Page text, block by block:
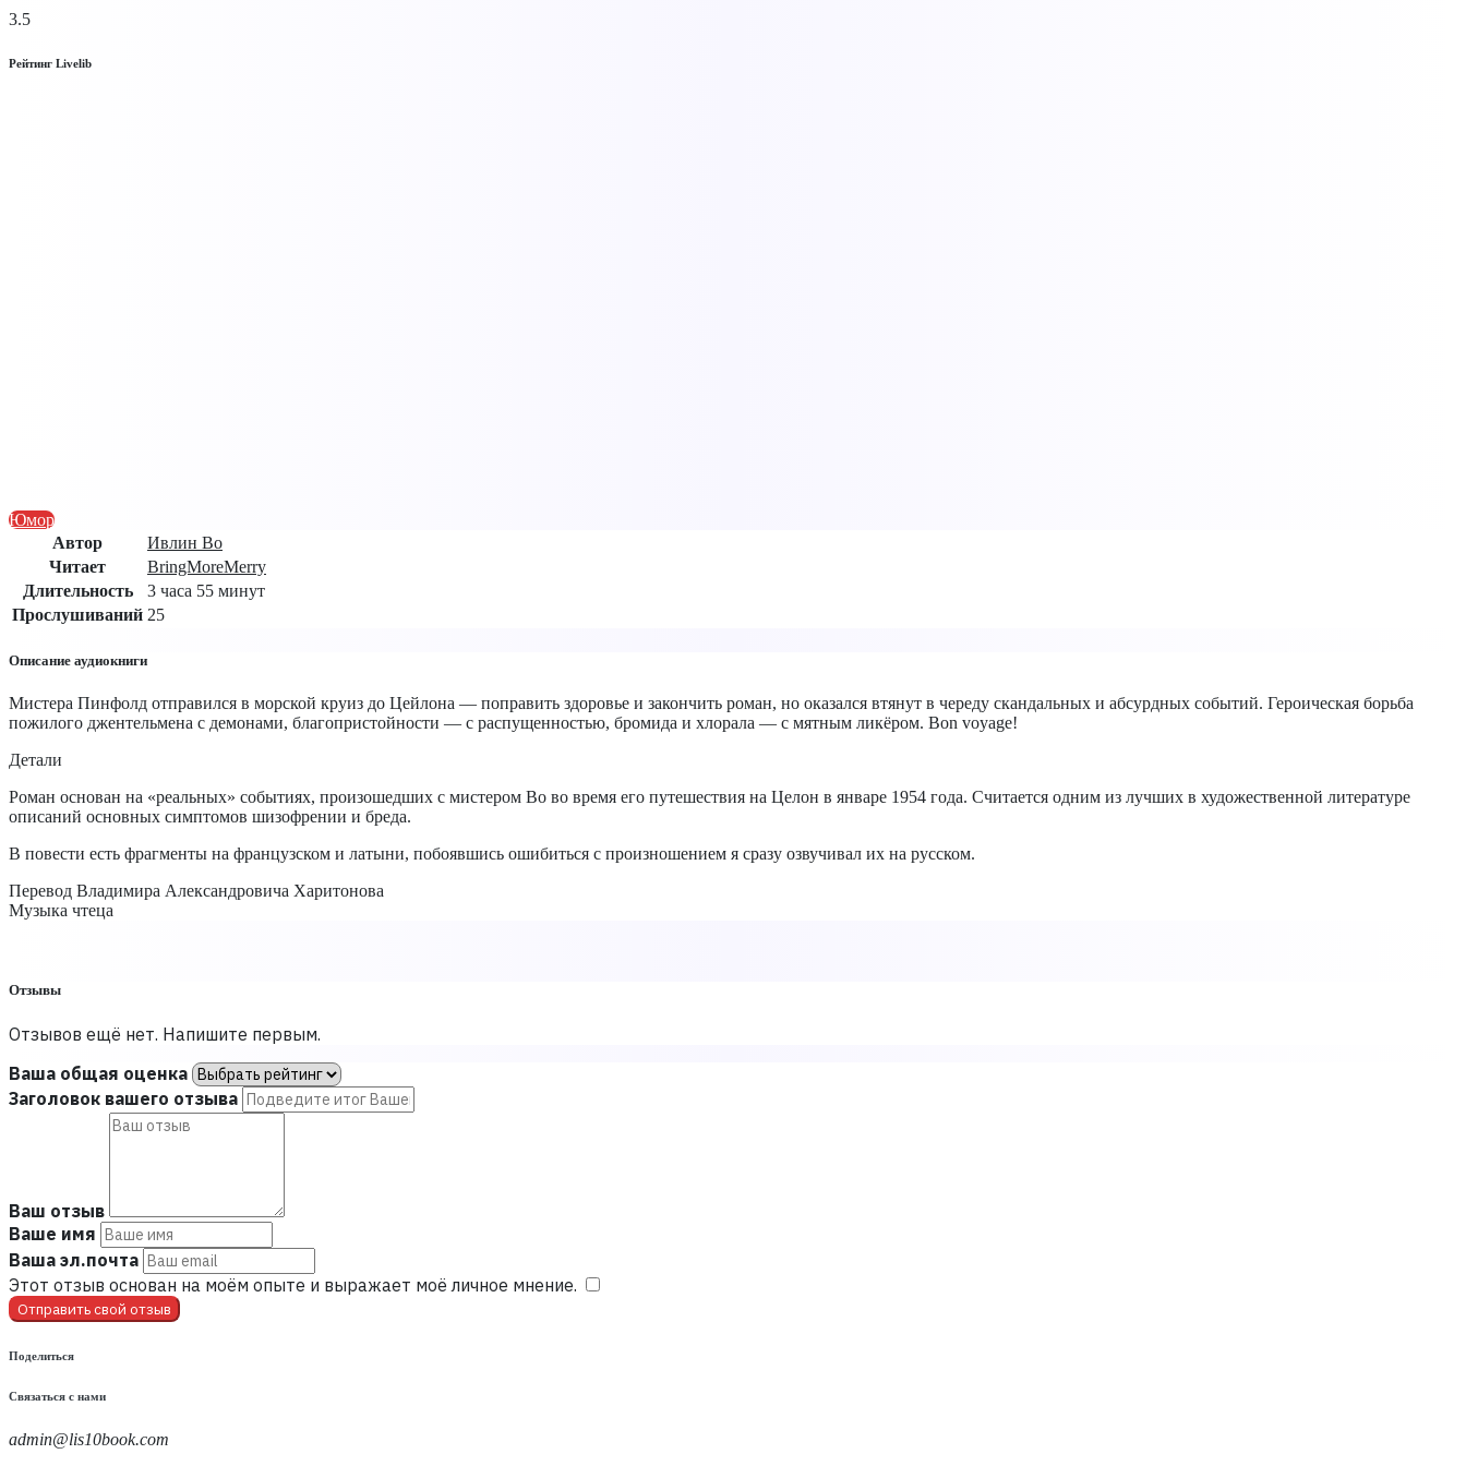
3.5
Рейтинг Livelib
Юмор
Автор
Ивлин Во
Читает
BringMoreMerry
Длительность
3 часа 55 минут
Прослушиваний 25
Описание аудиокниги
Мистера Пинфолд отправился в морской круиз до Цейлона — поправить здоровье и закончить роман, но оказался втянут в череду скандальных и абсурдных событий. Героическая борьба
пожилого джентельмена с демонами, благопристойности — с распущенностью, бромида и хлорала — с мятным ликёром. Bon voyage!
Детали
Роман основан на «реальных» событиях, произошедших с мистером Во во время его путешествия на Целон в январе 1954 года. Считается одним из лучших в художественной литературе
описаний основных симптомов шизофрении и бреда.
В повести есть фрагменты на французском и латыни, побоявшись ошибиться с произношением я сразу озвучивал их на русском.
Перевод Владимира Александровича Харитонова
Музыка чтеца
Отзывы
Отзывов ещё нет. Напишите первым.
Ваша общая оценка
Заголовок вашего отзыва
Ваш отзыв
Ваше имя
Ваша эл.почта
Этот отзыв основан на моём опыте и выражает моё личное мнение.
Отправить свой отзыв
Поделиться
Связаться с нами
admin@lis10book.com